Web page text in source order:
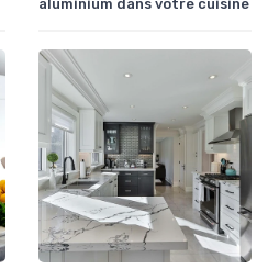
aluminium dans votre cuisine